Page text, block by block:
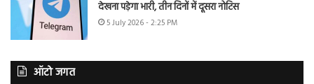
देखना पड़ेगा भारी, तीन दिनों में दूसरा नोटिस
5 July 2026 - 2:25 PM
ऑटो जगत